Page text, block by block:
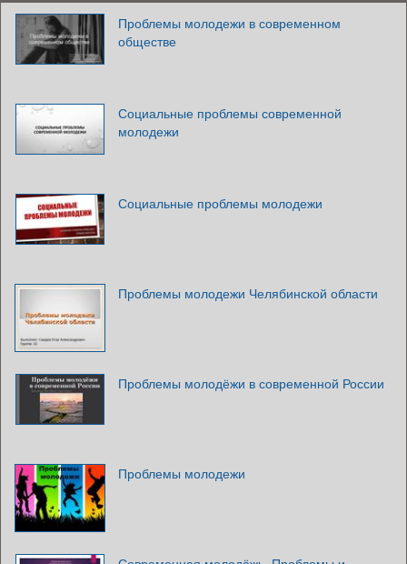
Проблемы молодежи в современном
обществе
Социальные проблемы современной
молодежи
Социальные проблемы молодежи
Проблемы молодежи Челябинской области
Проблемы молодёжи в современной России
Проблемы молодежи